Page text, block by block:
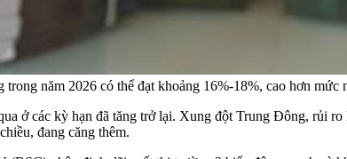
năm 2026 có thể đạt khoảng 16%-18%, cao hơn
ở các kỳ hạn đã tăng trở lại. Xung đột Trung Đông, rủi
đang căng thêm.